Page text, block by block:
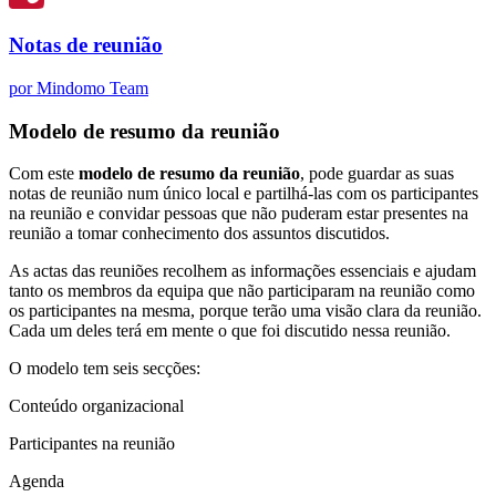
Notas de reunião
por Mindomo Team
Modelo de resumo da reunião
Com este modelo de resumo da reunião, pode guardar as suas
notas de reunião num único local e partilhá-las com os participantes
na reunião e convidar pessoas que não puderam estar presentes na
reunião a tomar conhecimento dos assuntos discutidos.
As actas das reuniões recolhem as informações essenciais e ajudam
tanto os membros da equipa que não participaram na reunião como
os participantes na mesma, porque terão uma visão clara da reunião.
Cada um deles terá em mente o que foi discutido nessa reunião.
O modelo tem seis secções:
Conteúdo organizacional
Participantes na reunião
Agenda